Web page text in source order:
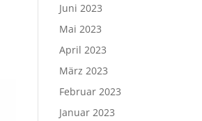
Juni 2023
Mai 2023
April 2023
März 2023
Februar 2023
Januar 2023